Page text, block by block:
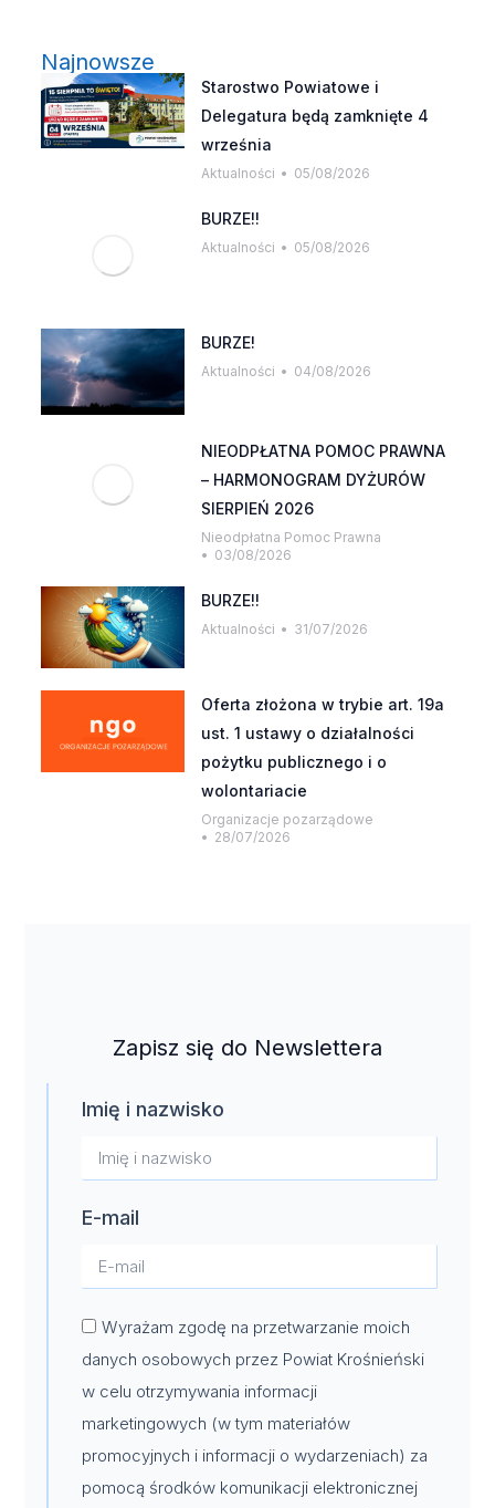
Najnowsze
Starostwo Powiatowe i
Delegatura będą zamknięte 4
września
Aktualności 05/08/2026
BURZE!!
Aktualności 05/08/2026
BURZE!
Aktualności 04/08/2026
NIEODPŁATNA POMOC PRAWNA
– HARMONOGRAM DYŻURÓW
SIERPIEŃ 2026
Nieodpłatna Pomoc Prawna
03/08/2026
BURZE!!
Aktualności 31/07/2026
Oferta złożona w trybie art. 19a
ust. 1 ustawy o działalności
pożytku publicznego i o
wolontariacie
Organizacje pozarządowe
28/07/2026
Zapisz się do Newslettera
Imię i nazwisko
E-mail
Wyrażam zgodę na przetwarzanie moich
danych osobowych przez Powiat Krośnieński
w celu otrzymywania informacji
marketingowych (w tym materiałów
promocyjnych i informacji o wydarzeniach) za
pomocą środków komunikacji elektronicznej